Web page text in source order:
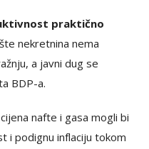
praktično
nekretnina nema
a javni dug se
BDP-a.
nafte i gasa mogli bi
i podignu inflaciju tokom